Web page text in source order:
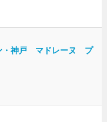
・神戸 マドレーヌ プ